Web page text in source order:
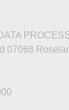
07068